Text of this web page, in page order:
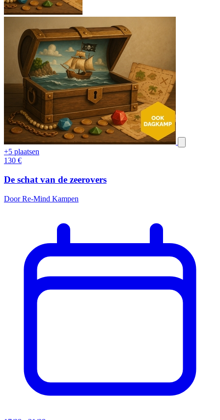
+5 plaatsen
130 €
De schat van de zeerovers
Door Re-Mind Kampen